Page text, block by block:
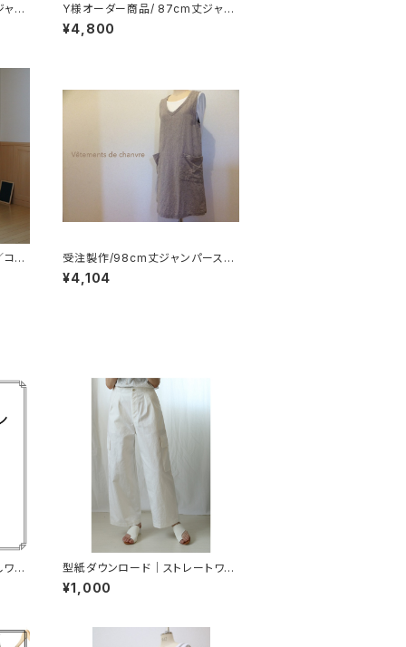
ン
Y様オーダー商品/ 87cm丈ジャン
パースカート／コットンリネンタン
ブラーワッシャー(サンドベージュ)
¥4,800
ッ
受注製作/98cm丈ジャンパースカ
ート／コットンリネン(生成)
¥4,104
ン
型紙ダウンロード｜ストレートワイ
ドパンツ／フリーサイズ【A4判】
¥1,000